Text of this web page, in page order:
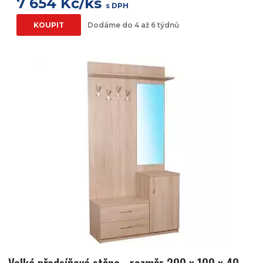
7 654 Kč/ks s DPH
KOUPIT Dodáme do 4 až 6 týdnů